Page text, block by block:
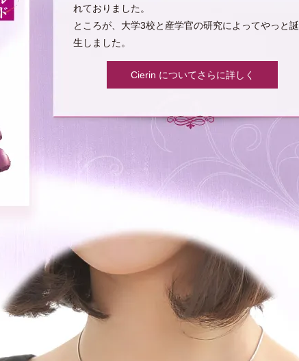
れておりました。
ところが、大学3校と産学官の研究によってやっと誕
生しました。
Cierin についてさらに詳しく